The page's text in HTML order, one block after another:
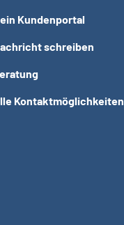
Kundenportal
schreiben
Kontaktmöglichkeiten